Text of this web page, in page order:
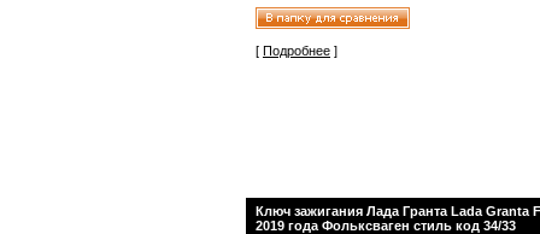
[ Подробнее ]
Ключ зажигания Лада Гранта Lada Granta
2019 года Фольксваген стиль код 34/33